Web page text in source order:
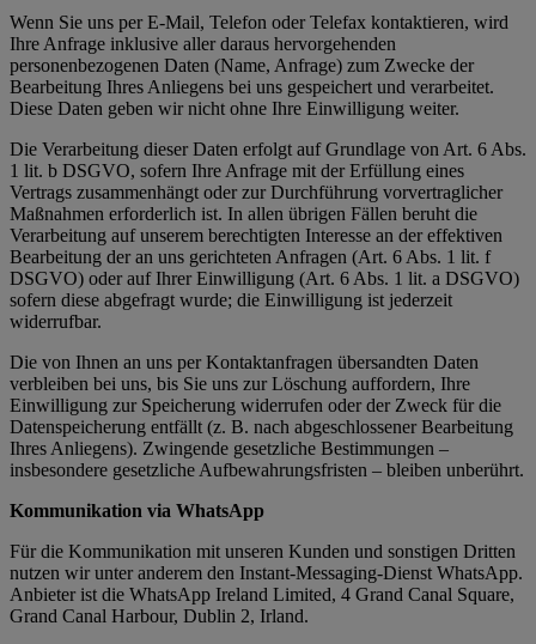
Wenn Sie uns per E-Mail, Telefon oder Telefax kontaktieren, wird
Ihre Anfrage inklusive aller daraus hervorgehenden
personenbezogenen Daten (Name, Anfrage) zum Zwecke der
Bearbeitung Ihres Anliegens bei uns gespeichert und verarbeitet.
Diese Daten geben wir nicht ohne Ihre Einwilligung weiter.
Die Verarbeitung dieser Daten erfolgt auf Grundlage von Art. 6 Abs.
1 lit. b DSGVO, sofern Ihre Anfrage mit der Erfüllung eines
Vertrags zusammenhängt oder zur Durchführung vorvertraglicher
Maßnahmen erforderlich ist. In allen übrigen Fällen beruht die
Verarbeitung auf unserem berechtigten Interesse an der effektiven
Bearbeitung der an uns gerichteten Anfragen (Art. 6 Abs. 1 lit. f
DSGVO) oder auf Ihrer Einwilligung (Art. 6 Abs. 1 lit. a DSGVO)
sofern diese abgefragt wurde; die Einwilligung ist jederzeit
widerrufbar.
Die von Ihnen an uns per Kontaktanfragen übersandten Daten
verbleiben bei uns, bis Sie uns zur Löschung auffordern, Ihre
Einwilligung zur Speicherung widerrufen oder der Zweck für die
Datenspeicherung entfällt (z. B. nach abgeschlossener Bearbeitung
Ihres Anliegens). Zwingende gesetzliche Bestimmungen –
insbesondere gesetzliche Aufbewahrungsfristen – bleiben unberührt.
Kommunikation via WhatsApp
Für die Kommunikation mit unseren Kunden und sonstigen Dritten
nutzen wir unter anderem den Instant-Messaging-Dienst WhatsApp.
Anbieter ist die WhatsApp Ireland Limited, 4 Grand Canal Square,
Grand Canal Harbour, Dublin 2, Irland.